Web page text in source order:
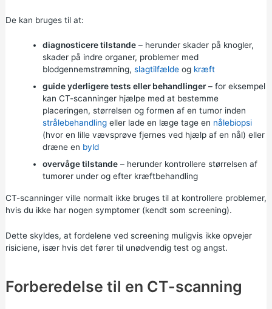
De kan bruges til at:
diagnosticere tilstande– herunder skader på knogler,
skader på indre organer, problemer med
blodgennemstrømning, slagtilfældeog kræft
guide yderligere tests eller behandlinger– for eksempel
kan CT-scanninger hjælpe med at bestemme
placeringen, størrelsen og formen af en tumor inden
strålebehandlingeller lade en læge tage en nålebiopsi
(hvor en lille vævsprøve fjernes ved hjælp af en nål) eller
dræne en byld
overvåge tilstande– herunder kontrollere størrelsen af
tumorer under og efter kræftbehandling
CT-scanninger ville normalt ikke bruges til at kontrollere problemer,
hvis du ikke har nogen symptomer (kendt som screening).
Dette skyldes, at fordelene ved screening muligvis ikke opvejer
risiciene, især hvis det fører til unødvendig test og angst.
Forberedelse til en CT-scanning